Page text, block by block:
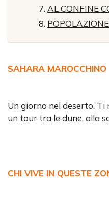
AL CONFINE
SAHARA MAROCCHINO
Un giorno nel deserto. Ti
un tour tra le dune, alla
CHI VIVE IN QUESTE